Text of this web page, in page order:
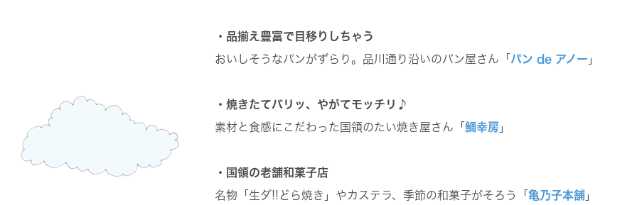
・品揃え豊富で目移りしちゃう
おいしそうなパンがずらり。品川通り沿いのパン屋さん「 パン de アノー 」
・焼きたてパリッ、やがてモッチリ♪
素材と食感にこだわった国領のたい焼き屋さん「 鯛幸房 」
・国領の老舗和菓子店
名物「生ダ!!どら焼き」やカステラ、季節の和菓子がそろう「 亀乃子本舗 」